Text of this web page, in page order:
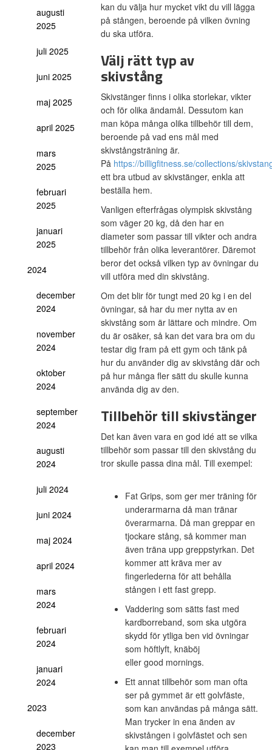
augusti
2025
juli 2025
juni 2025
maj 2025
april 2025
mars
2025
februari
2025
januari
2025
2024
december
2024
november
2024
oktober
2024
september
2024
augusti
2024
juli 2024
juni 2024
maj 2024
april 2024
mars
2024
februari
2024
januari
2024
2023
december
2023
kan du välja hur mycket vikt du vill lägga
på stången, beroende på vilken övning
du ska utföra.
Välj rätt typ av
skivstång
Skivstänger finns i olika storlekar, vikter
och för olika ändamål. Dessutom kan
man köpa många olika tillbehör till dem,
beroende på vad ens mål med
skivstångsträning är.
På https://billigfitness.se/collections/
ett bra utbud av skivstänger, enkla att
beställa hem.
Vanligen efterfrågas olympisk skivstång
som väger 20 kg, då den har en
diameter som passar till vikter och andra
tillbehör från olika leverantörer. Däremot
beror det också vilken typ av övningar du
vill utföra med din skivstång.
Om det blir för tungt med 20 kg i en del
övningar, så har du mer nytta av en
skivstång som är lättare och mindre. Om
du är osäker, så kan det vara bra om du
testar dig fram på ett gym och tänk på
hur du använder dig av skivstång där och
på hur många fler sätt du skulle kunna
använda dig av den.
Tillbehör till skivstänger
Det kan även vara en god idé att se vilka
tillbehör som passar till den skivstång du
tror skulle passa dina mål. Till exempel:
Fat Grips, som ger mer träning för
underarmarna då man tränar
överarmarna. Då man greppar en
tjockare stång, så kommer man
även träna upp greppstyrkan. Det
kommer att kräva mer av
fingerlederna för att behålla
stången i ett fast grepp.
Vaddering som sätts fast med
kardborreband, som ska utgöra
skydd för ytliga ben vid övningar
som höftlyft, knäböj
eller good mornings.
Ett annat tillbehör som man ofta
ser på gymmet är ett golvfäste,
som kan användas på många sätt.
Man trycker in ena änden av
skivstången i golvfästet och sen